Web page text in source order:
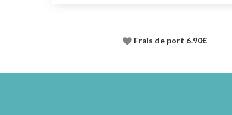
Frais de port 6.90€